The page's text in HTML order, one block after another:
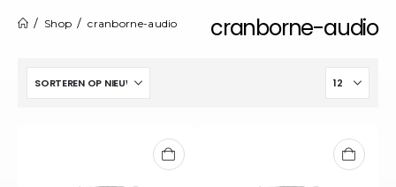
cranborne-audio
Shop cranborne-audio